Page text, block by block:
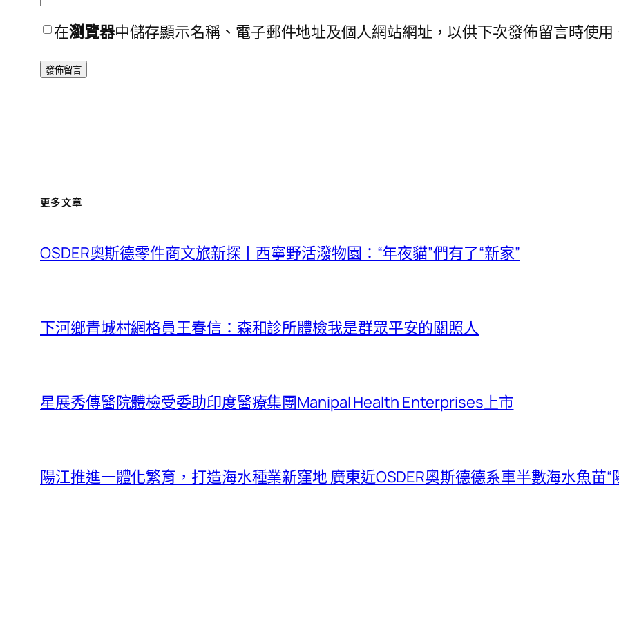
在瀏覽器中儲存顯示名稱、電子郵件地址及個人網站網址，以供下次發佈留言時使用
更多文章
OSDER奧斯德零件商文旅新探丨西寧野活潑物園：“年夜貓”們有了“新家”
下河鄉青城村網格員王春信：森和診所體檢我是群眾平安的關照人
星展秀傳醫院體檢受委助印度醫療集團Manipal Health Enterprises上市
陽江推進一體化繁育，打造海水種業新窪地 廣東近OSDER奧斯德德系車半數海水魚苗“